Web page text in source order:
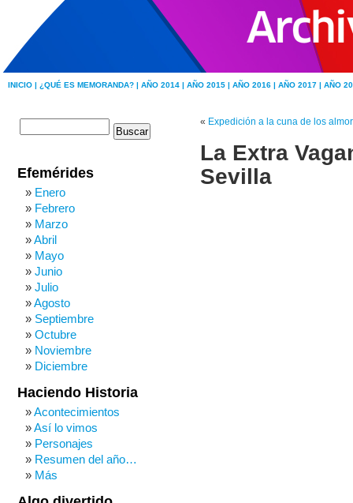
INICIO | ¿QUÉ ES MEMORANDA? | AÑO 2014 | AÑO 2015 | AÑO 2016 | AÑO 2017 | AÑO
« Expedición a la cuna de los
La Extra
Sevilla
Efemérides
Enero
Febrero
Marzo
Abril
Mayo
Junio
Julio
Agosto
Septiembre
Octubre
Noviembre
Diciembre
Haciendo Historia
Acontecimientos
Así lo vimos
Personajes
Resumen del año…
Más